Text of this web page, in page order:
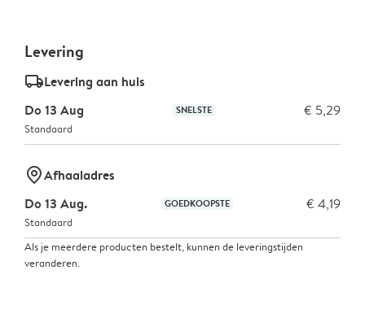
Levering
delivery_standard_v2Levering aan huis
Do 13 Aug
SNELSTE € 5,29
Standaard
marker-pinAfhaaladres
Do 13 Aug.
GOEDKOOPSTE € 4,19
Standaard
Als je meerdere producten bestelt, kunnen de leveringstijden
veranderen.